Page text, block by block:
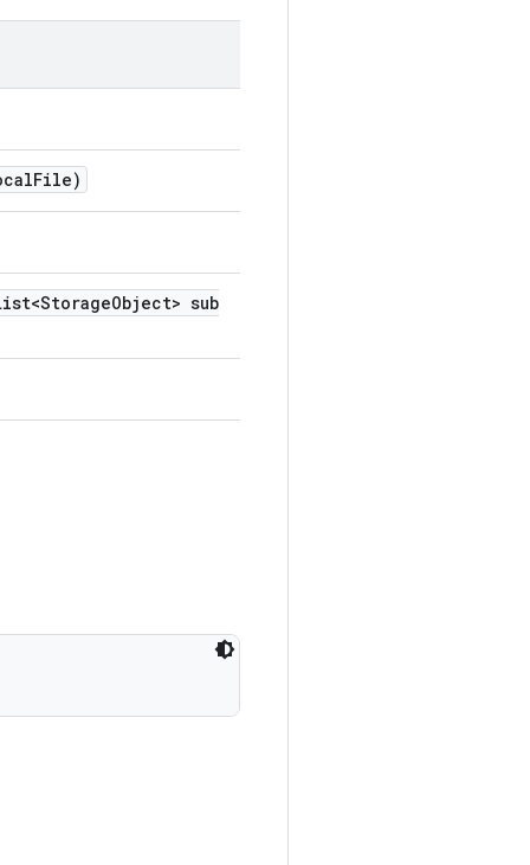
File)
Object> sub